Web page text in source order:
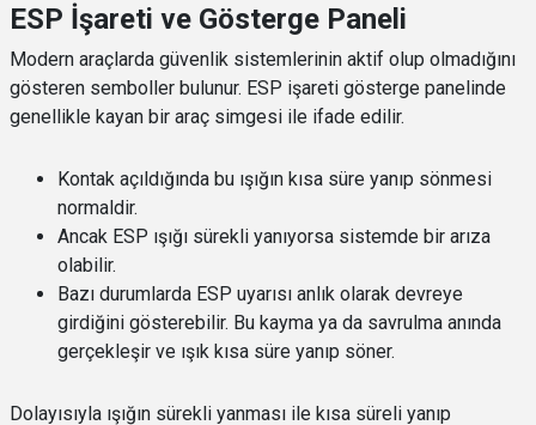
ESP İşareti ve Gösterge Paneli
Modern araçlarda güvenlik sistemlerinin aktif olup olmadığını
gösteren semboller bulunur. ESP işareti gösterge panelinde
genellikle kayan bir araç simgesi ile ifade edilir.
Kontak açıldığında bu ışığın kısa süre yanıp sönmesi
normaldir.
Ancak ESP ışığı sürekli yanıyorsa sistemde bir arıza
olabilir.
Bazı durumlarda ESP uyarısı anlık olarak devreye
girdiğini gösterebilir. Bu kayma ya da savrulma anında
gerçekleşir ve ışık kısa süre yanıp söner.
Dolayısıyla ışığın sürekli yanması ile kısa süreli yanıp